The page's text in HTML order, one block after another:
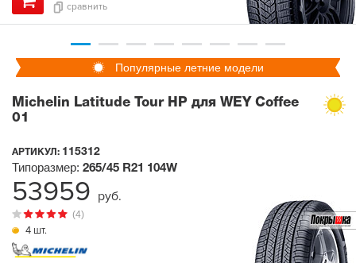
сравнить
Популярные летние модели
Michelin Latitude Tour HP для WEY Coffee
01
АРТИКУЛ: 115312
4 шт.
(4)
Типоразмер: 265/45 R21 104W
53959 руб.